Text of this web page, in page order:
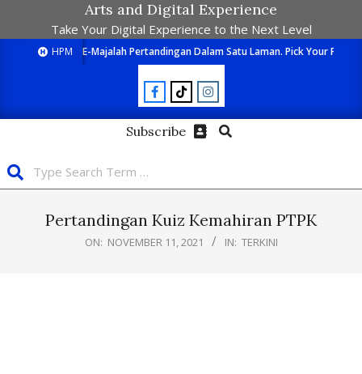
Arts and Digital Experience
Take Your Digital Experience to the Next Level
HPM E-Majalah Pertandingan Dalam Satu Laman. Pick Your
Subscribe
Pertandingan Kuiz Kemahiran PTPK
ON: NOVEMBER 11, 2021 IN: TERKINI